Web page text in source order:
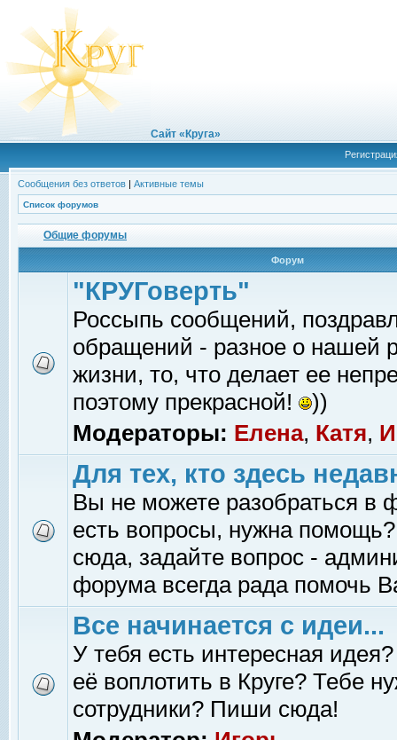
Сайт «Круга»
Сообщения без ответов | Активные темы
Список форумов
Общие форумы
Форум
"КРУГоверть"
Россыпь сообщений,
обращений - разное о нашей
жизни, то, что делает ее
поэтому прекрасной!
))
Модераторы: Елена, Катя,
Для тех, кто здесь
Вы не можете разобраться в
есть вопросы, нужна помощь?
сюда, задайте вопрос -
форума всегда рада помочь
Все начинается с идеи...
У тебя есть интересная
её воплотить в Круге? Тебе
сотрудники? Пиши сюда!